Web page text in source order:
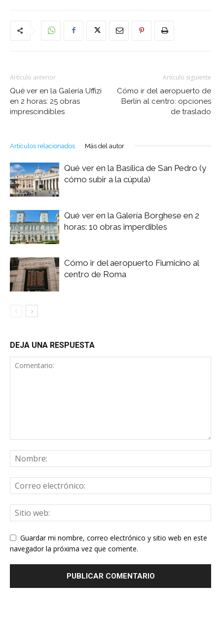
Artículo anterior
Qué ver en la Galería Uffizi
en 2 horas: 25 obras
imprescindibles
Artículo siguiente
Cómo ir del aeropuerto de
Berlín al centro: opciones
de traslado
Artículos relacionados Más del autor
Qué ver en la Basílica de San Pedro (y
cómo subir a la cúpula)
Qué ver en la Galería Borghese en 2
horas: 10 obras imperdibles
Cómo ir del aeropuerto Fiumicino al
centro de Roma
DEJA UNA RESPUESTA
Guardar mi nombre, correo electrónico y sitio web en este
navegador la próxima vez que comente.